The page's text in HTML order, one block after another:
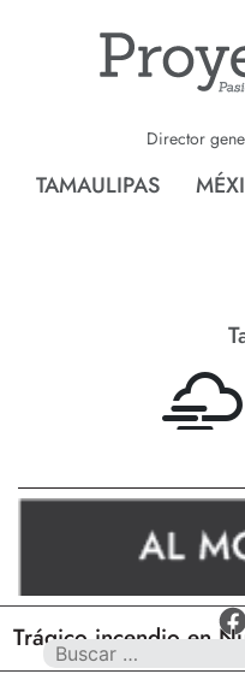
Director
TAMAULIPAS
incendio en Nuevo